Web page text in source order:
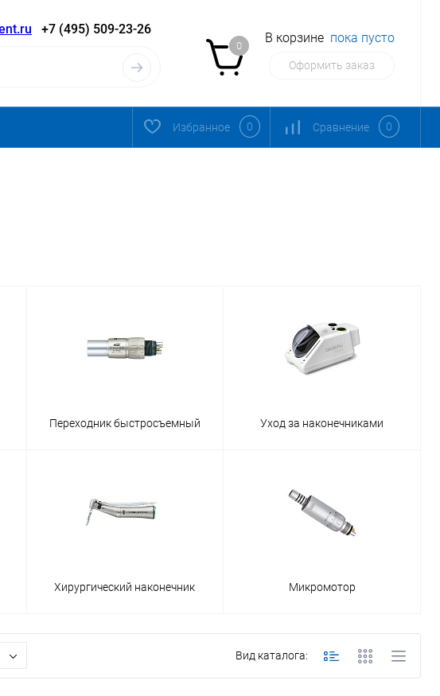
+7 (495) 509-23-26
0
В корзине пока пусто
Оформить заказ
Избранное 0 Сравнение 0
Переходник быстросъемный Уход за наконечниками
Хирургический наконечник Микромотор
Вид каталога: